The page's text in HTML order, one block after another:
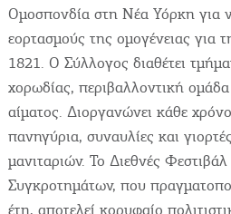
Ομοσπονδία στη Νέα Υόρκη για
εορτασμούς της ομογένειας για
1821. Ο Σύλλογος διαθέτει
χορωδίας, περιβαλλοντική ομάδα
αίματος. Διοργανώνει κάθε
πανηγύρια, συναυλίες και
μανιταριών. Το Διεθνές
Συγκροτημάτων, που
έτη, αποτελεί κορυφαίο